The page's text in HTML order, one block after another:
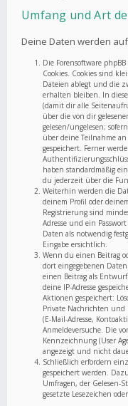
Umfang und Art
Deine Daten werden
Die Forensoftware
Cookies. Cookies sind
Dateien ablegt und die
erhalten bleiben. In
(damit dir alle
über die von dir
gelesen/ungelesen;
über deine Teilnahme
gespeichert. Ferner
haben standardmäßig
du jederzeit über die
Weiterhin werden die
deinem Profil oder
Registrierung sind
Adresse und ein
Daten als notwendig
Eingabe ersichtlich.
Wenn du einen Beitrag
dort eingegebenen
einen Beitrag als
deine IP-Adresse
Aktionen gespeichert:
Private Nachrichten
(E-Mail-Adresse,
Anmeldeversuche. Die
Kennzeichnung (User
angezeigt und nicht
Schließlich erfordern
gespeichert werden.
Umfragen, der Gelesen-
gesetzte Lesezeichen